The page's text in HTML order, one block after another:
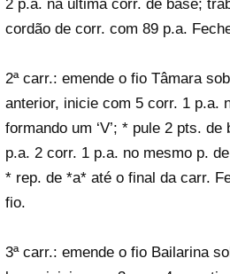
2 p.a. na última corr. de base;
cordão de corr. com 89 p.a.
2ª carr.: emende o fio Tâmara
anterior, inicie com 5 corr. 1 p.a.
formando um ‘V’; * pule 2 pts.
p.a. 2 corr. 1 p.a. no mesmo p. de
* rep. de *a* até o final da carr.
fio.
3ª carr.: emende o fio Bailarina